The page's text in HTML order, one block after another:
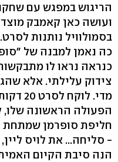
הריגוש במפגש עם
ועושה כאן קאמבק
בסמולוויל נותנות
כה נאמן למבנה של
כנראה נראו לו
צידוק עלילתי. אלא
מדי.
הפעולה הראשונה
חליפת סופרמן שמתחת
- סליחה... את לויס
הנה סיבת הקיום